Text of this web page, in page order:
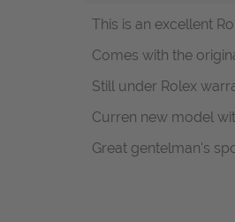
This is an excellent
Comes with the
Still under Rolex
Curren new model
Great gentelman's